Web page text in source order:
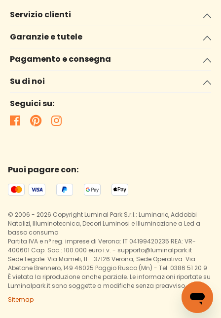
Servizio clienti
Garanzie e tutele
Pagamento e consegna
Su di noi
Seguici su:
Puoi pagare con:
© 2006 - 2026 Copyright Luminal Park S.r.l.: Luminarie, Addobbi
Natalizi, Illuminotecnica, Decori Luminosi e Illuminazione a Led a
basso consumo
Partita IVA e n° reg. imprese di Verona: IT 04199420235 REA: VR-
400601 Cap. Soc.: 100.000 euro i.v. - supporto@luminalpark.it
Sede Legale: Via Mameli, 11 - 37126 Verona; Sede Operativa: Via
Abetone Brennero, 149 46025 Poggio Rusco (Mn) - Tel. 0386 51 20 9
È vietata la riproduzione anche parziale. Le informazioni riportate su
Luminalpark.it sono soggette a modifiche senza preavviso.
Sitemap